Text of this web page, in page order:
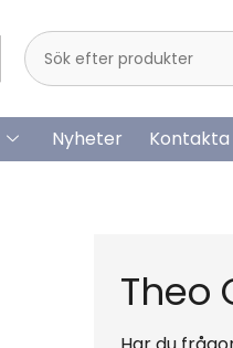
Nyheter Kontakta
Theo